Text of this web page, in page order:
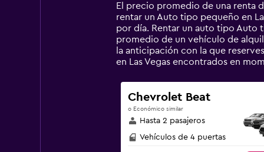
14
categories.
The
chart
has
1
axis
displaying
values.
Range:
0
to
El precio promedio de una renta
rentar un Auto tipo pequeño en
por día. Rentar un auto tipo Auto
promedio de un vehículo de
la anticipación con la que
en Las Vegas encontrados en
Chevrolet Beat
o Económico similar
Hasta 2 pasajeros
Vehículos de 4 puertas